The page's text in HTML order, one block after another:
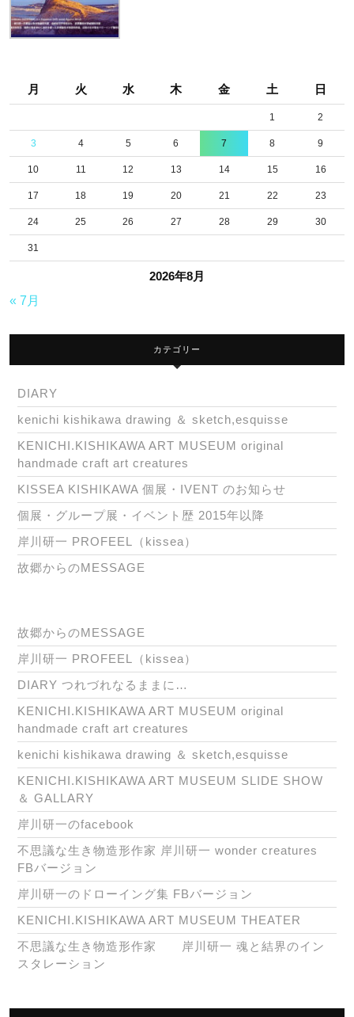
2026年8月
月 火 水 木 金 土 日
1 2
3 4 5 6 7 8 9
10 11 12 13 14 15 16
17 18 19 20 21 22 23
24 25 26 27 28 29 30
31
« 7月
カテゴリー
DIARY
kenichi kishikawa drawing ＆ sketch,esquisse
KENICHI.KISHIKAWA ART MUSEUM original
handmade craft art creatures
KISSEA KISHIKAWA 個展・IVENT のお知らせ
個展・グループ展・イベント歴 2015年以降
岸川研一 PROFEEL（kissea）
故郷からのMESSAGE
故郷からのMESSAGE
岸川研一 PROFEEL（kissea）
DIARY つれづれなるままに…
KENICHI.KISHIKAWA ART MUSEUM original
handmade craft art creatures
kenichi kishikawa drawing ＆ sketch,esquisse
KENICHI.KISHIKAWA ART MUSEUM SLIDE SHOW
＆ GALLARY
岸川研一のfacebook
不思議な生き物造形作家 岸川研一 wonder creatures
FBバージョン
岸川研一のドローイング集 FBバージョン
KENICHI.KISHIKAWA ART MUSEUM THEATER
不思議な生き物造形作家 岸川研一 魂と結界のイン
スタレーション